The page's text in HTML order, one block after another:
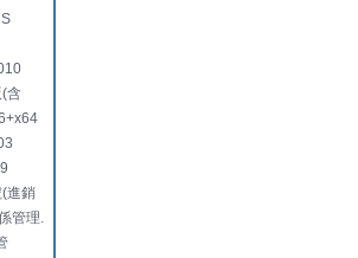
含
進銷
管理.